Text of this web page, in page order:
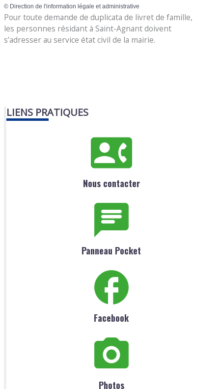
© Direction de l'information légale et administrative
Pour toute demande de duplicata de livret de famille,
les personnes résidant à Saint-Agnant doivent
s’adresser au service état civil de la mairie.
LIENS PRATIQUES
Nous contacter
Panneau Pocket
Facebook
Photos